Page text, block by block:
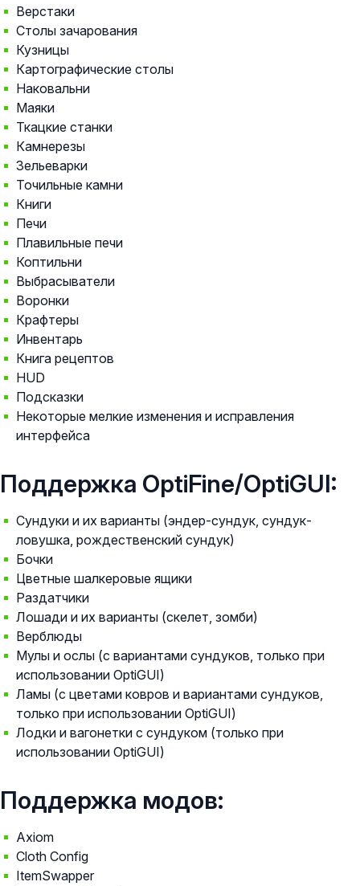
Верстаки
Столы зачарования
Кузницы
Картографические столы
Наковальни
Маяки
Ткацкие станки
Камнерезы
Зельеварки
Точильные камни
Книги
Печи
Плавильные печи
Коптильни
Выбрасыватели
Воронки
Крафтеры
Инвентарь
Книга рецептов
HUD
Подсказки
Некоторые мелкие изменения и исправления
интерфейса
Поддержка OptiFine/OptiGUI:
Сундуки и их варианты (эндер-сундук, сундук-
ловушка, рождественский сундук)
Бочки
Цветные шалкеровые ящики
Раздатчики
Лошади и их варианты (скелет, зомби)
Верблюды
Мулы и ослы (с вариантами сундуков, только при
использовании OptiGUI)
Ламы (с цветами ковров и вариантами сундуков,
только при использовании OptiGUI)
Лодки и вагонетки с сундуком (только при
использовании OptiGUI)
Поддержка модов:
Axiom
Cloth Config
ItemSwapper